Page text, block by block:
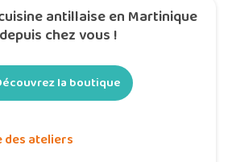
antillaise en Martinique
chez vous !
la boutique
des ateliers